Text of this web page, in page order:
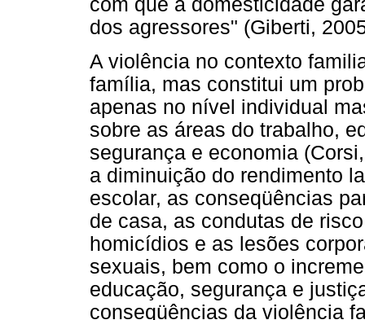
com que a domesticidade
dos agressores" (Giberti,
A violência no contexto
família, mas constitui um
apenas no nível individual
sobre as áreas do trabalho,
segurança e economia
a diminuição do rendimento
escolar, as conseqüências
de casa, as condutas de
homicídios e as lesões
sexuais, bem como o
educação, segurança e
conseqüências da violência